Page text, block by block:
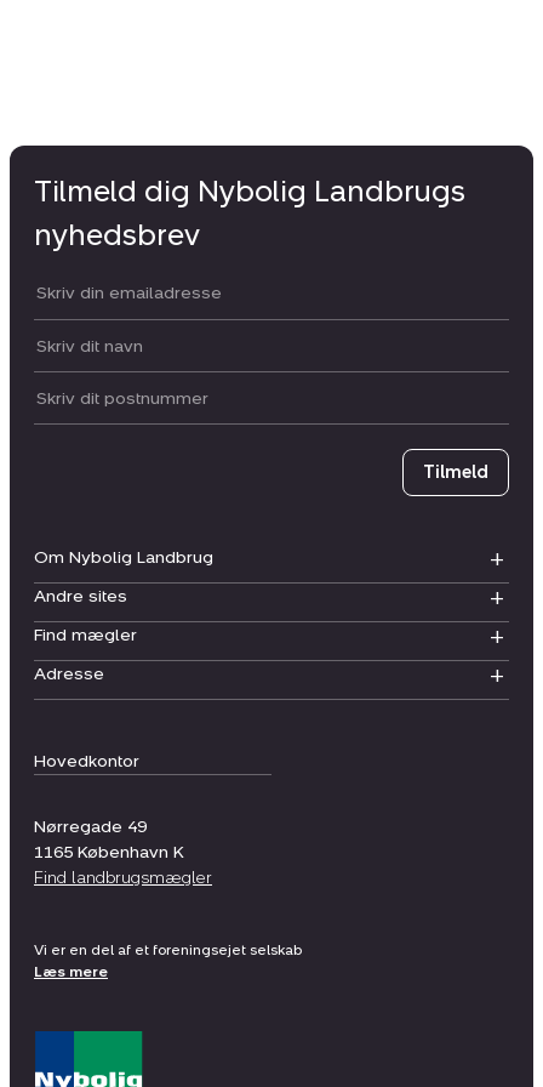
Hovedkontor
Nørregade 49
1165 København K
Find landbrugsmægler
Om Nybolig Landbrug
Andre sites
Find mægler
Adresse
Tilmeld dig Nybolig Landbrugs
nyhedsbrev
Din email:
Dit navn:
Postnummer
Tilmeld
Vi er en del af et foreningsejet selskab
Læs mere